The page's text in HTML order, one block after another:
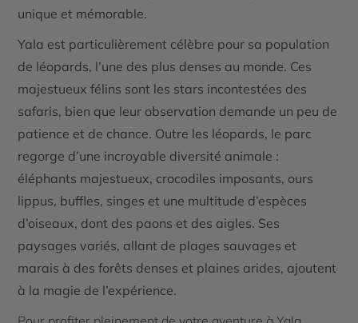
unique et mémorable.
Yala est particulièrement célèbre pour sa population
de léopards, l’une des plus denses au monde. Ces
majestueux félins sont les stars incontestées des
safaris, bien que leur observation demande un peu de
patience et de chance. Outre les léopards, le parc
regorge d’une incroyable diversité animale :
éléphants majestueux, crocodiles imposants, ours
lippus, buffles, singes et une multitude d’espèces
d’oiseaux, dont des paons et des aigles. Ses
paysages variés, allant de plages sauvages et
marais à des forêts denses et plaines arides, ajoutent
à la magie de l’expérience.